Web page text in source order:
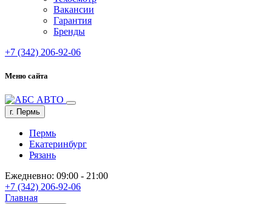
Вакансии
Гарантия
Бренды
+7 (342) 206-92-06
Меню сайта
г. Пермь
Пермь
Екатеринбург
Рязань
Ежедневно: 09:00 - 21:00
+7 (342) 206-92-06
Главная